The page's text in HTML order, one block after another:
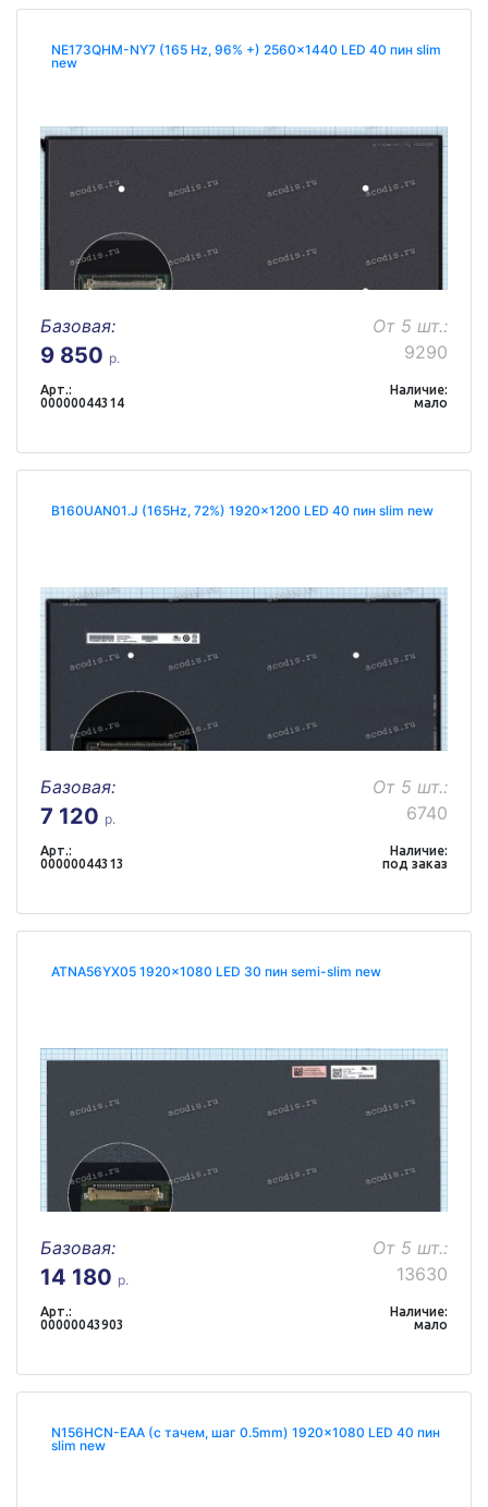
NE173QHM-NY7 (165 Hz, 96% +) 2560x1440 LED 40 пин slim
new
Базовая:
9 850 р.
От 5 шт.:
9290
Арт.:
00000044314
Наличие:
мало
B160UAN01.J (165Hz, 72%) 1920x1200 LED 40 пин slim new
Базовая:
7 120 р.
От 5 шт.:
6740
Арт.:
00000044313
Наличие:
под заказ
ATNA56YX05 1920x1080 LED 30 пин semi-slim new
Базовая:
14 180 р.
От 5 шт.:
13630
Арт.:
00000043903
Наличие:
мало
N156HCN-EAA (с тачем, шаг 0.5mm) 1920x1080 LED 40 пин
slim new